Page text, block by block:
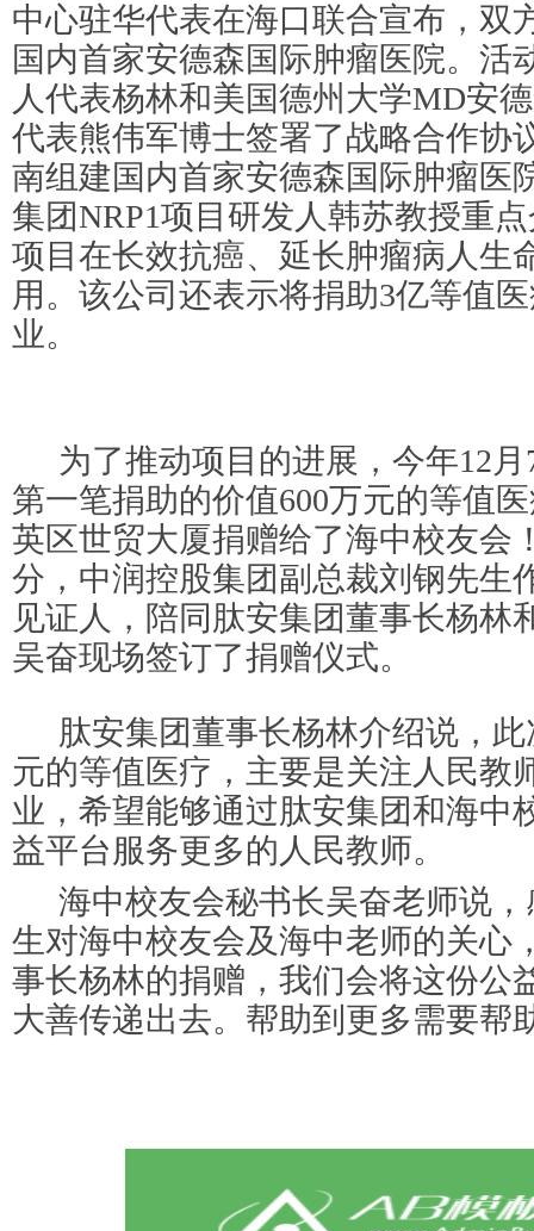
中心驻华代表在海口联合宣布，双
国内首家安德森国际肿瘤医院。活
人代表杨林和美国德州大学MD安
代表熊伟军博士签署了战略合作协
南组建国内首家安德森国际肿瘤医
集团NRP1项目研发人韩苏教授重
项目在长效抗癌、延长肿瘤病人生
用。该公司还表示将捐助3亿等值
业。
为了推动项目的进展，今年12
第一笔捐助的价值600万元的等值
英区世贸大厦捐赠给了海中校友会
分，中润控股集团副总裁刘钢先生
见证人，陪同肽安集团董事长杨林
吴奋现场签订了捐赠仪式。
肽安集团董事长杨林介绍说，
元的等值医疗，主要是关注人民教
业，希望能够通过肽安集团和海中
益平台服务更多的人民教师。
海中校友会秘书长吴奋老师说
生对海中校友会及海中老师的关心
事长杨林的捐赠，我们会将这份公
大善传递出去。帮助到更多需要帮